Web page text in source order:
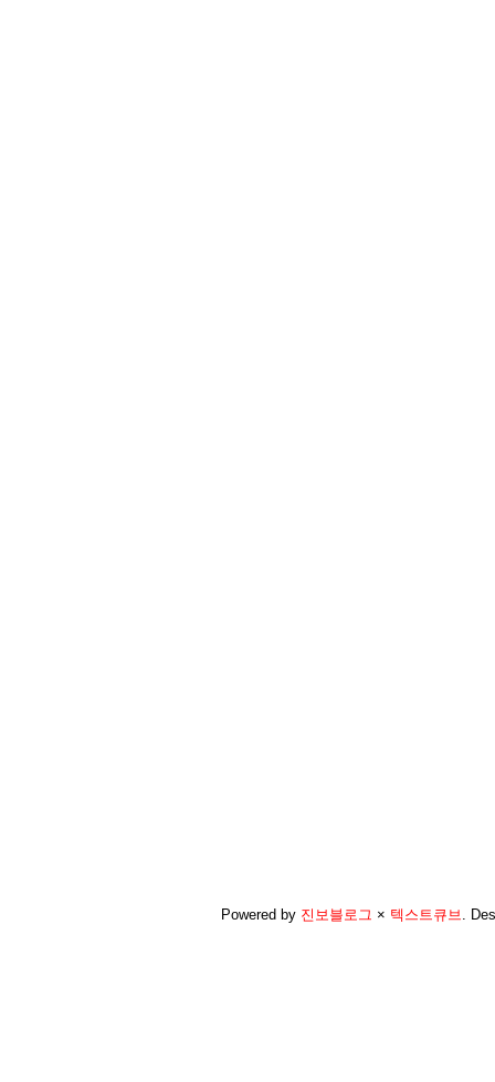
Powered by 진보블로그 × 텍스트큐브.